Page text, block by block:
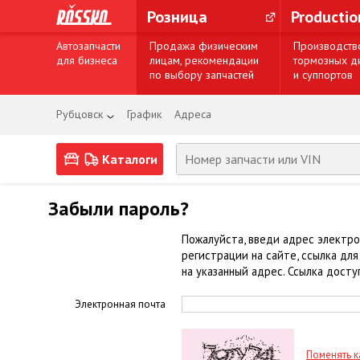
Розница
Автозапчасти
для бизнеса
Продажа физическим
лицам, рекомендации
по выбору запчастей
тормозных
и суппортов
Рубцовск График Адреса
Каталоги
Забыли пароль?
Пожалуйста, введи адрес
регистрации на сайте, ссылка
на указанный адрес. Ссылка
Электронная почта
Поменять